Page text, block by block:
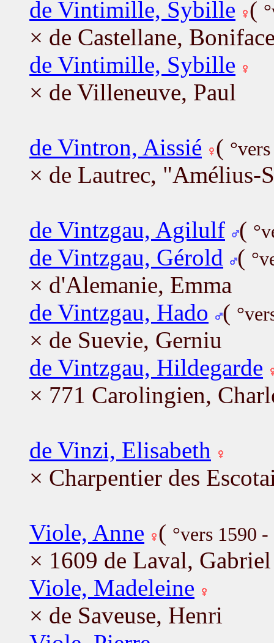
de Vintimille, Sybille (
× de Castellane,
de Vintimille, Sybille
× de Villeneuve, Paul
de Vintron, Aissié (
× de Lautrec, "Amélius-
de Vintzgau, Agilulf (
de Vintzgau, Gérold (
× d'Alemanie, Emma
de Vintzgau, Hado
(
× de Suevie, Gerniu
de Vintzgau, Hildegarde
× 771 Carolingien,
de Vinzi, Elisabeth
× Charpentier des
Viole, Anne ( °vers 1590 -
× 1609 de Laval, Gabriel
Viole, Madeleine
× de Saveuse, Henri